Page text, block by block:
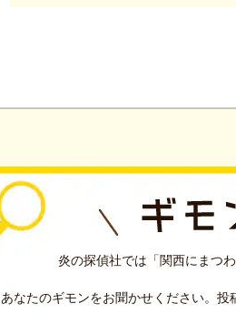
炎の探偵社では「関西にまつ
あなたのギモンをお聞かせください。